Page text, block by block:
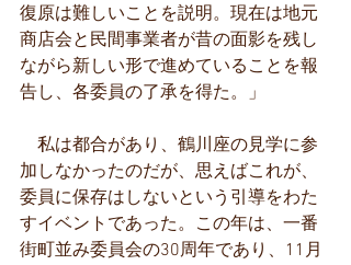
復原は難しいことを説明。現在は地元
商店会と民間事業者が昔の面影を残し
ながら新しい形で進めていることを報
告し、各委員の了承を得た。」
私は都合があり、鶴川座の見学に参
加しなかったのだが、思えばこれが、
委員に保存はしないという引導をわた
すイベントであった。この年は、一番
街町並み委員会の30周年であり、11月